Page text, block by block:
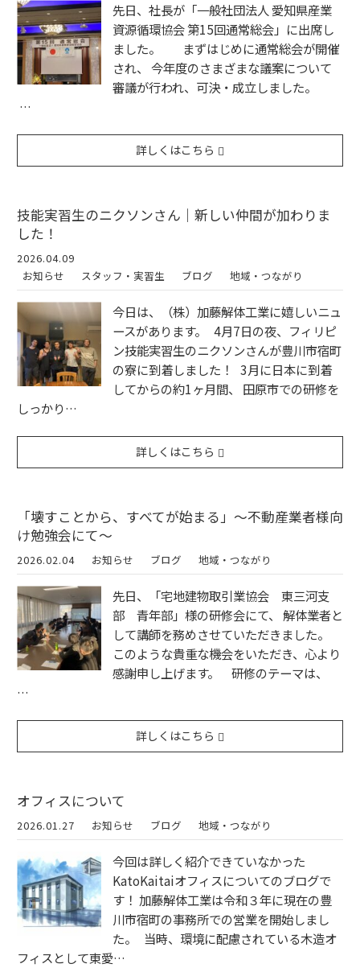
先日、社長が「一般社団法人 愛知県産業
資源循環協会 第15回通常総会」に出席し
ました。 まずはじめに通常総会が開催
され、 今年度のさまざまな議案について
審議が行われ、可決・成立しました。
…
詳しくはこちら
技能実習生のニクソンさん｜新しい仲間が加わりま
した！
2026.04.09
お知らせ
スタッフ・実習生 ブログ 地域・つながり
今日は、（株）加藤解体工業に嬉しいニュ
ースがあります。 4月7日の夜、フィリピ
ン技能実習生のニクソンさんが豊川市宿町
の寮に到着しました！ 3月に日本に到着
してからの約1ヶ月間、 田原市での研修を
しっかり…
詳しくはこちら
「壊すことから、すべてが始まる」～不動産業者様向
け勉強会にて～
2026.02.04 お知らせ ブログ 地域・つながり
先日、「宅地建物取引業協会 東三河支
部 青年部」様の研修会にて、 解体業者と
して講師を務めさせていただきました。
このような貴重な機会をいただき、心より
感謝申し上げます。 研修のテーマは、
…
詳しくはこちら
オフィスについて
2026.01.27 お知らせ ブログ 地域・つながり
今回は詳しく紹介できていなかった
KatoKaitaiオフィスについてのブログで
す！ 加藤解体工業は令和３年に現在の豊
川市宿町の事務所での営業を開始しまし
た。 当時、環境に配慮されている木造オ
フィスとして東愛…